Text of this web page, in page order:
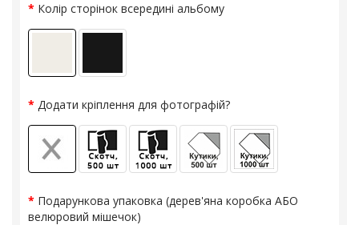
Колір сторінок всередині альбому
Додати кріплення для фотографій?
Подарункова упаковка (дерев'яна коробка АБО
велюровий мішечок)